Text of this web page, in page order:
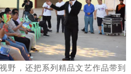
野，还把系列精品文艺作品带到